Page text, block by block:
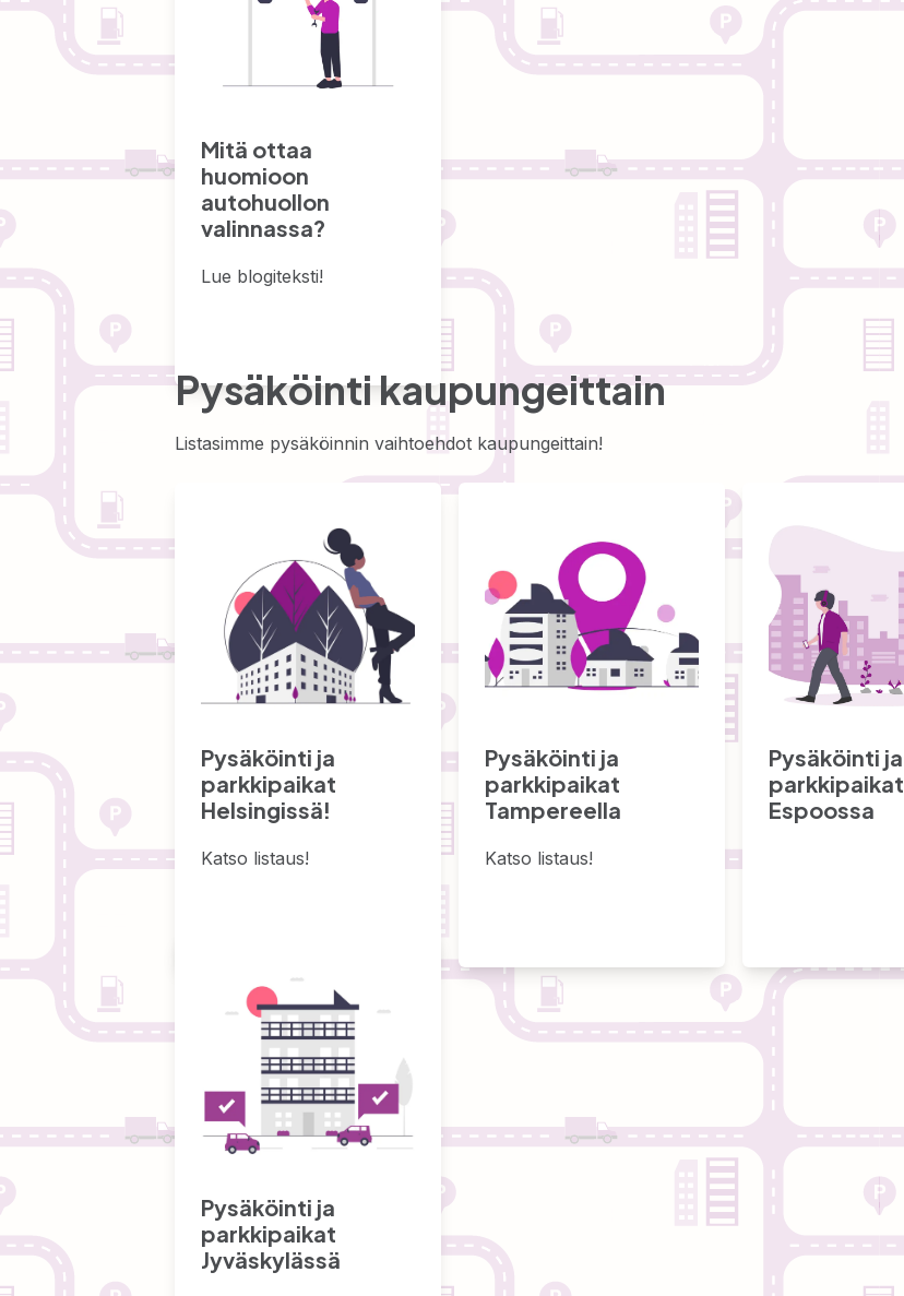
Mitä ottaa
huomioon
autohuollon
valinnassa?
Lue blogiteksti!
Pysäköinti kaupungeittain
Listasimme pysäköinnin vaihtoehdot kaupungeittain!
Pysäköinti ja
parkkipaikat
Helsingissä!
Katso listaus!
Pysäköinti ja
parkkipaikat
Tampereella
Katso listaus!
Pysäköinti ja
parkkipaikat
Espoossa
Pysäköinti ja
parkkipaikat
Jyväskylässä